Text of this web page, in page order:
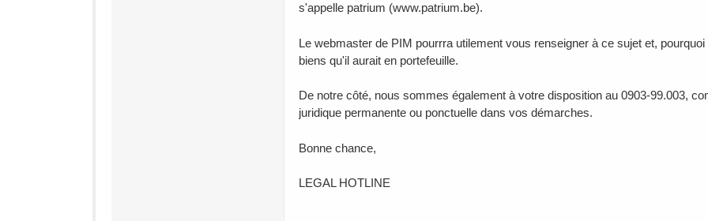
s'appelle patrium (www.patrium.be).
Le webmaster de PIM pourrra utilement vous renseigner à ce sujet et,
biens qu'il aurait en portefeuille.
De notre côté, nous sommes également à votre disposition au 0903-99.003,
juridique permanente ou ponctuelle dans vos démarches.
Bonne chance,
LEGAL HOTLINE